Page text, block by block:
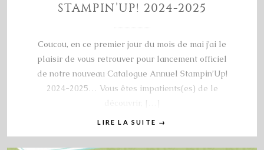
STAMPIN’UP! 2024-2025
Coucou, en ce premier jour du mois de mai j’ai le
plaisir de vous retrouver pour lancement officiel
de notre nouveau Catalogue Annuel Stampin’Up!
2024-2025… Vous êtes impatients(es) de le
découvrir, […]
LIRE LA SUITE →